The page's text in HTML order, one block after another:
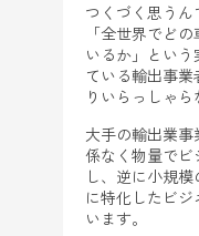
つくづく思うん
「全世界でど
いるか」とい
ている輸出事
りいらっしゃら
大手の輸出業
係なく物量で
し、逆に小規
に特化したビ
います。